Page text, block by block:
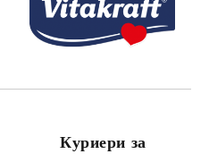
Куриери за